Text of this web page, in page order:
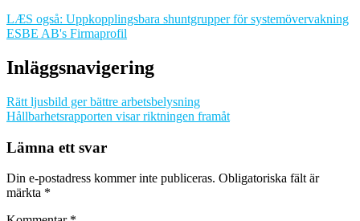
LÆS også: Uppkopplingsbara shuntgrupper för systemövervakning
ESBE AB's Firmaprofil
Inläggsnavigering
Rätt ljusbild ger bättre arbetsbelysning
Hållbarhetsrapporten visar riktningen framåt
Lämna ett svar
Din e-postadress kommer inte publiceras. Obligatoriska fält är
märkta *